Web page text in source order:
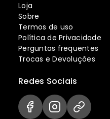
Loja
Sobre
Termos de uso
Política de Privacidade
Perguntas frequentes
Trocas e Devoluções
Redes Sociais